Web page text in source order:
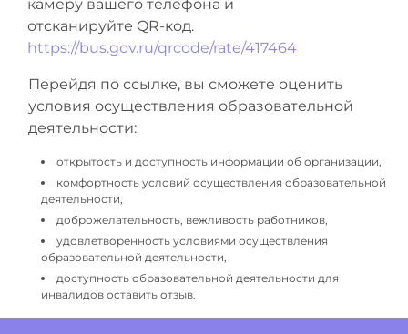
камеру вашего телефона и
отсканируйте QR-код.
https://bus.gov.ru/qrcode/rate/417464
Перейдя по ссылке, вы сможете оценить
условия осуществления образовательной
деятельности:
открытость и доступность информации об организации,
комфортность условий осуществления образовательной
деятельности,
доброжелательность, вежливость работников,
удовлетворенность условиями осуществления
образовательной деятельности,
доступность образовательной деятельности для
инвалидов оставить отзыв.